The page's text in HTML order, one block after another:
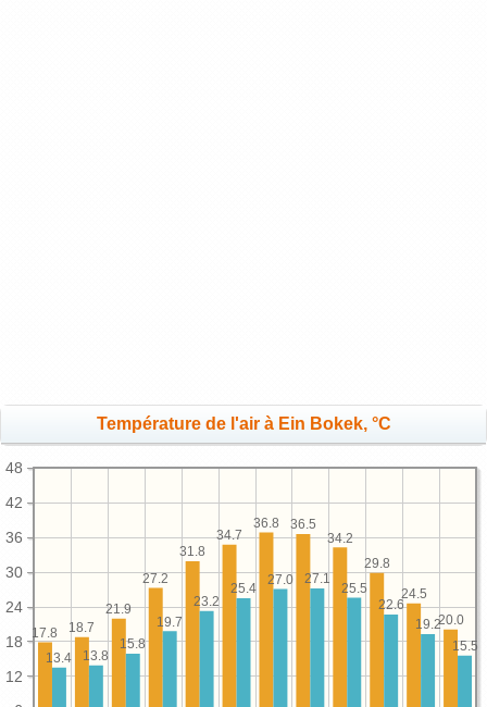
Température de l'air à Ein Bokek, °C
12
18
24
30
36
42
48
20.0
24.5
29.8
34.2
36.5
36.8
34.7
31.8
27.2
21.9
18.7
17.8
15.5
19.2
22.6
25.5
27.1
27.0
25.4
23.2
19.7
15.8
13.8
13.4